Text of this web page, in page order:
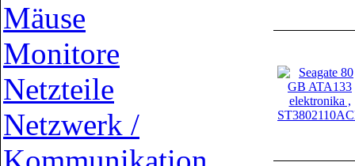
Mäuse
Monitore
Netzteile
Netzwerk /